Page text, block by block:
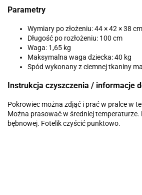
Parametry
Wymiary po złożeniu: 44 × 42 × 38 cm
Długość po rozłożeniu: 100 cm
Waga: 1,65 kg
Maksymalna waga dziecka: 40 kg
Spód wykonany z ciemnej tkaniny
Instrukcja czyszczenia / informacje
Pokrowiec można zdjąć i prać w pralce w
Można prasować w średniej temperaturze.
bębnowej. Fotelik czyścić punktowo.